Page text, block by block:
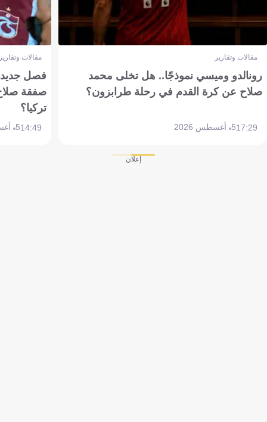
مقالات وتقارير
رونالدو وميسي نموذجًا.. هل تخلى محمد
صلاح عن كرة القدم في رحلة طرابزون؟
17:295 أغسطس 2026
مقالات
فصل جديد
صفقة
تركيا؟
14:495 أغسطس 2026
إعلان